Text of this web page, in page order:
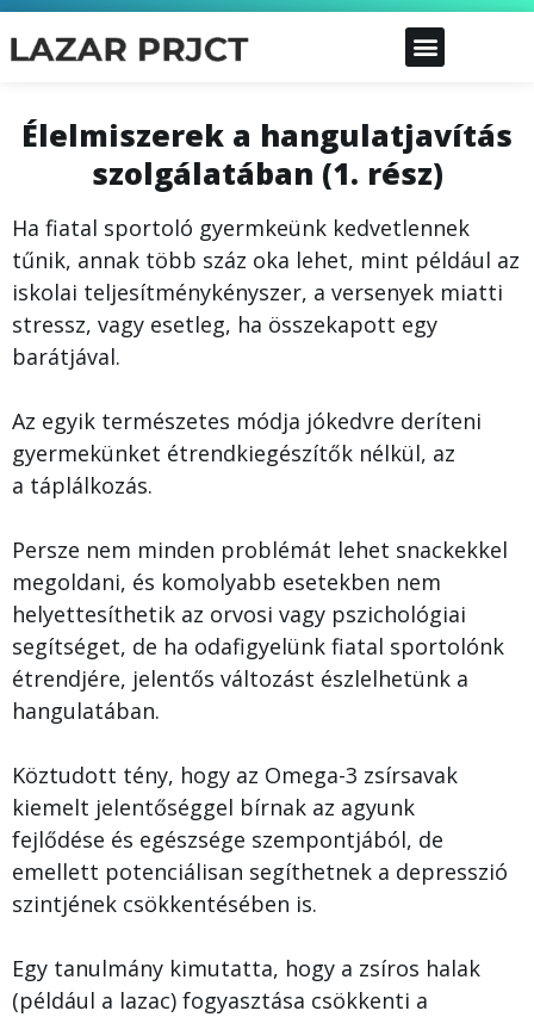
Élelmiszerek a hangulatjavítás
szolgálatában (1. rész)
Ha fiatal sportoló gyermkeünk kedvetlennek
tűnik, annak több száz oka lehet, mint például az
iskolai teljesítménykényszer, a versenyek miatti
stressz, vagy esetleg, ha összekapott egy
barátjával.
Az egyik természetes módja jókedvre deríteni
gyermekünket étrendkiegészítők nélkül, az
a táplálkozás.
Persze nem minden problémát lehet snackekkel
megoldani, és komolyabb esetekben nem
helyettesíthetik az orvosi vagy pszichológiai
segítséget, de ha odafigyelünk fiatal sportolónk
étrendjére, jelentős változást észlelhetünk a
hangulatában.
Köztudott tény, hogy az Omega-3 zsírsavak
kiemelt jelentőséggel bírnak az agyunk
fejlődése és egészsége szempontjából, de
emellett potenciálisan segíthetnek a depresszió
szintjének csökkentésében is.
Egy tanulmány kimutatta, hogy a zsíros halak
(például a lazac) fogyasztása csökkenti a